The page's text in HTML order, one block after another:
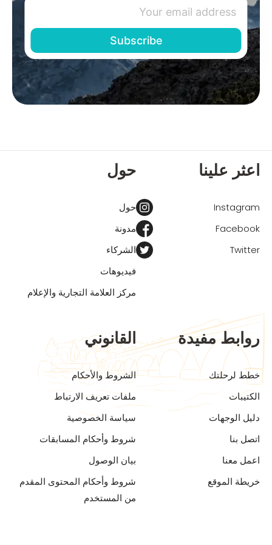
اعثر علينا
Instagram
Facebook
Twitter
حول
حول
مدونة
الشركاء
فيديوهات
مركز العلامة التجارية والإعلام
روابط مفيدة
خطط لرحلتك
الكتيبات
دليل الوجهات
اتصل بنا
اعمل معنا
خريطة الموقع
القانوني
الشروط والأحكام
ملفات تعريف الارتباط
سياسة الخصوصية
شروط وأحكام المسابقات
بيان الوصول
شروط وأحكام المحتوى المقدم
من المستخدم